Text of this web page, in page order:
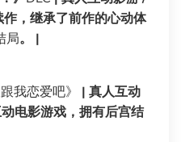
，继承了前作的心动体
局。 |
我恋爱吧》
| 真人互动
电影游戏，拥有后宫结